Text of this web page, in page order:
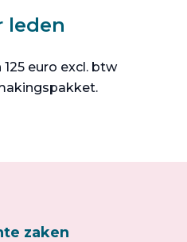
leden
euro excl. btw
zaken